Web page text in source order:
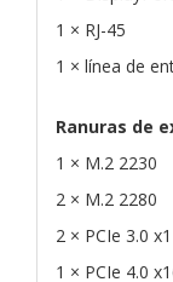
1 × RJ-45
1 × línea de
Ranuras de
1 × M.2 2230
2 × M.2 2280
2 × PCIe 3.0 x1
1 × PCIe 4.0